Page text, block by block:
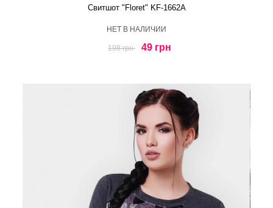
Свитшот "Floret" KF-1662A
HЕТ В НАЛИЧИИ
198 грн 49 грн